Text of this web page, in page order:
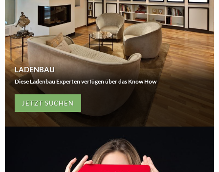
LADENBAU
Diese Ladenbau Experten verfügen über das Know How
JETZT SUCHEN